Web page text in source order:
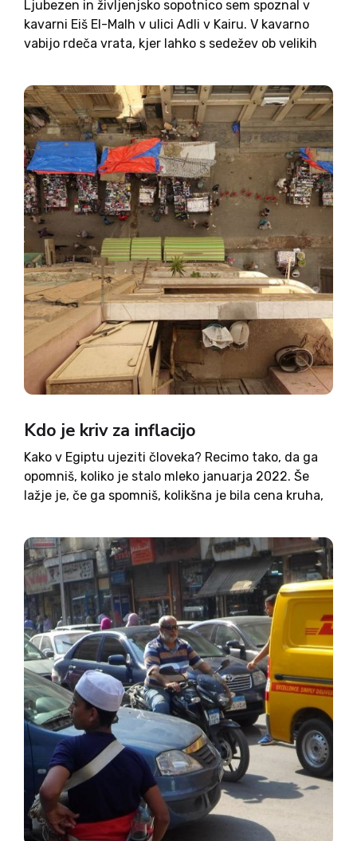
Ljubezen in življenjsko sopotnico sem spoznal v
kavarni Eiš El-Malh v ulici Adli v Kairu. V kavarno
vabijo rdeča vrata, kjer lahko s sedežev ob velikih
stavbe in sinagogo Šar Hašamajim, sicer eno
novejših v...
Kdo je kriv za inflacijo
Kako v Egiptu ujeziti človeka? Recimo tako, da ga
opomniš, koliko je stalo mleko januarja 2022. Še
lažje je, če ga spomniš, kolikšna je bila cena kruha,
Egipčanov, da so leto...